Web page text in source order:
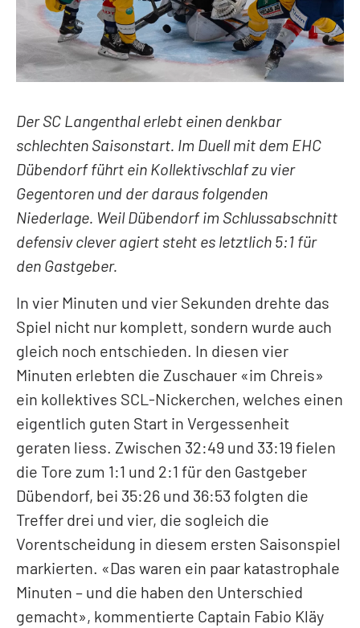
PRIVATE CLUB
Kontakt
Anlässe
LEGENDEN
Der SC Langenthal erlebt einen denkbar
schlechten Saisonstart. Im Duell mit dem EHC
Dübendorf führt ein Kollektivschlaf zu vier
Gegentoren und der daraus folgenden
Niederlage. Weil Dübendorf im Schlussabschnitt
defensiv clever agiert steht es letztlich 5:1 für
den Gastgeber.
In vier Minuten und vier Sekunden drehte das
Spiel nicht nur komplett, sondern wurde auch
gleich noch entschieden. In diesen vier
Minuten erlebten die Zuschauer «im Chreis»
ein kollektives SCL-Nickerchen, welches einen
eigentlich guten Start in Vergessenheit
geraten liess. Zwischen 32:49 und 33:19 fielen
die Tore zum 1:1 und 2:1 für den Gastgeber
Dübendorf, bei 35:26 und 36:53 folgten die
Treffer drei und vier, die sogleich die
Vorentscheidung in diesem ersten Saisonspiel
markierten. «Das waren ein paar katastrophale
Minuten – und die haben den Unterschied
gemacht», kommentierte Captain Fabio Kläy